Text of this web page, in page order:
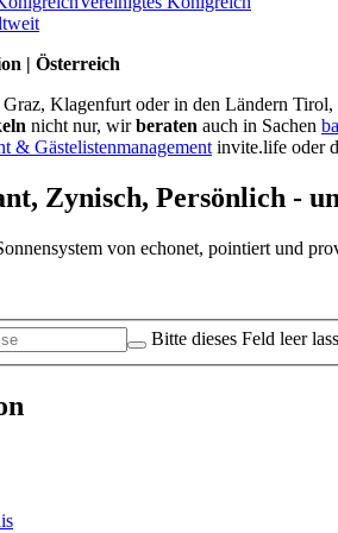
| Österreich
Klagenfurt oder in den Ländern
nicht nur, wirberaten auch in Sachen
& Gästelistenmanagement invite.life oder
Zynisch, Persönlich -
von echonet, pointiert und
Bitte dieses Feld leer